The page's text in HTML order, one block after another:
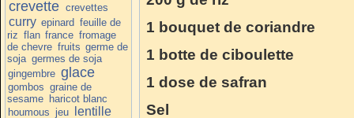
crevette crevettes
curry epinard feuille de
riz flan france fromage
de chevre fruits germe de
soja germes de soja
gingembre glace
gombos graine de
sesame haricot blanc
houmous jeu lentille
1 bouquet de coriandre
1 botte de ciboulette
1 dose de safran
Sel